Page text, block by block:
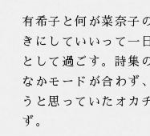
有希子と何が菜奈子
きにしていいって一
として過ごす。詩集
なかモードが合わず
うと思っていたオカ
ず。